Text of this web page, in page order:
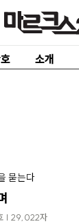
소개
묻는다
| 29,022자